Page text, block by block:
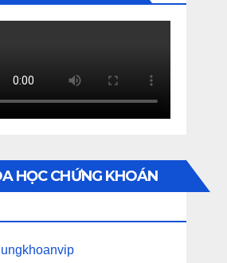
HỌC CHỨNG KHOÁN